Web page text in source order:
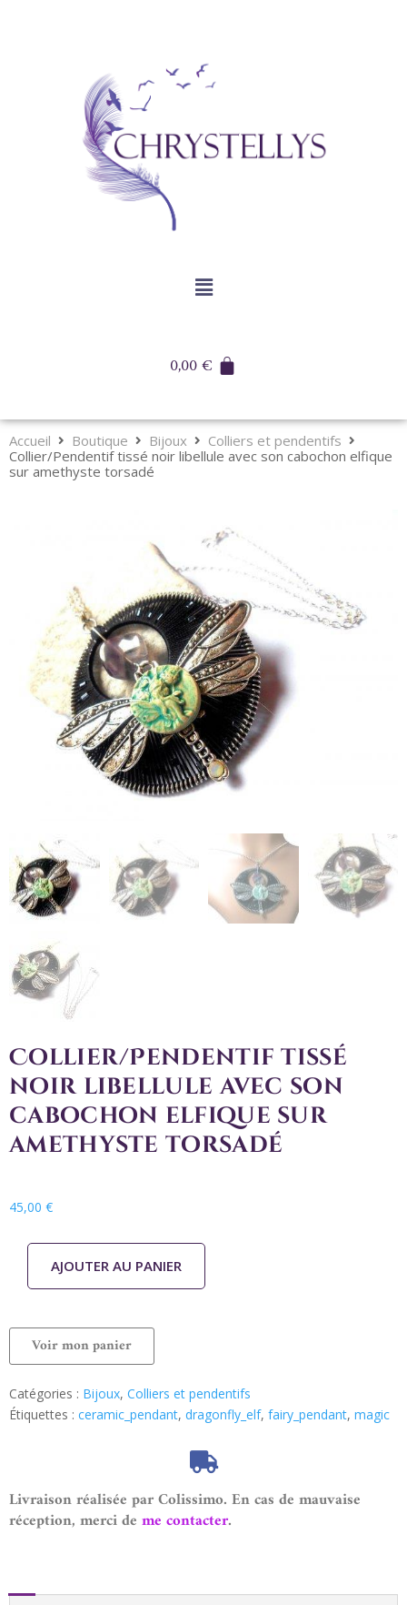
0,00€
Accueil Boutique Bijoux
Colliers et pendentifs
Collier/Pendentif tissé noir libellule avec son cabochon elfique
sur amethyste torsadé
Collier/Pendentif tissé
noir libellule avec son
cabochon elfique sur
amethyste torsadé
45,00 €
AJOUTER AU PANIER
Voir mon panier
Catégories : Bijoux, Colliers et pendentifs
Étiquettes : ceramic_pendant, dragonfly_elf, fairy_pendant, magic
Livraison réalisée par Colissimo. En cas de mauvaise
réception, merci de me contacter.